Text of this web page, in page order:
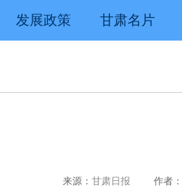
发展政策 甘肃名片
来源： 甘肃日报 作者：